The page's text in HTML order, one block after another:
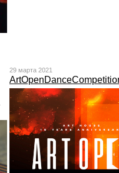
29 марта 2021